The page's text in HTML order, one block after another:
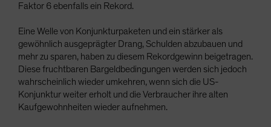
Faktor 6 ebenfalls ein Rekord.
Eine Welle von Konjunkturpaketen und ein stärker als
gewöhnlich ausgeprägter Drang, Schulden abzubauen und
mehr zu sparen, haben zu diesem Rekordgewinn beigetragen.
Diese fruchtbaren Bargeldbedingungen werden sich jedoch
wahrscheinlich wieder umkehren, wenn sich die US-
Konjunktur weiter erholt und die Verbraucher ihre alten
Kaufgewohnheiten wieder aufnehmen.